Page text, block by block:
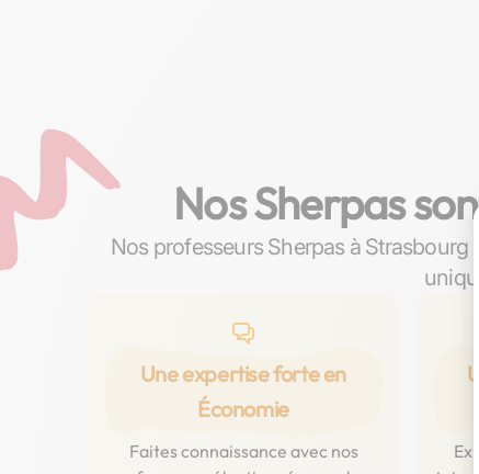
Nos Sherpas
Nos professeurs Sherpas à
Une expertise forte en
Économie
Faites connaissance avec nos